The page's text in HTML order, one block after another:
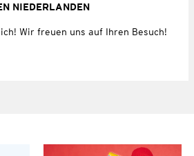
NIEDERLANDEN
Wir freuen uns auf Ihren Besuch!